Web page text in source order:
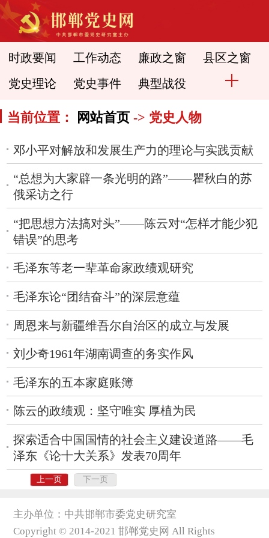
时政要闻 工作动态 廉政之窗 县区之窗
党史理论 党史事件 典型战役
当前位置： 网站首页 -> 党史人物
邓小平对解放和发展生产力的理论与实践贡献
“总想为大家辟一条光明的路”——瞿秋白的苏
俄采访之行
“把思想方法搞对头”——陈云对“怎样才能少犯
错误”的思考
毛泽东等老一辈革命家政绩观研究
毛泽东论“团结奋斗”的深层意蕴
周恩来与新疆维吾尔自治区的成立与发展
刘少奇1961年湖南调查的务实作风
毛泽东的五本家庭账簿
陈云的政绩观：坚守唯实 厚植为民
探索适合中国国情的社会主义建设道路——毛
泽东《论十大关系》发表70周年
上一页 下一页
主办单位：中共邯郸市委党史研究室
Copyright © 2014-2021 邯郸党史网 All Rights